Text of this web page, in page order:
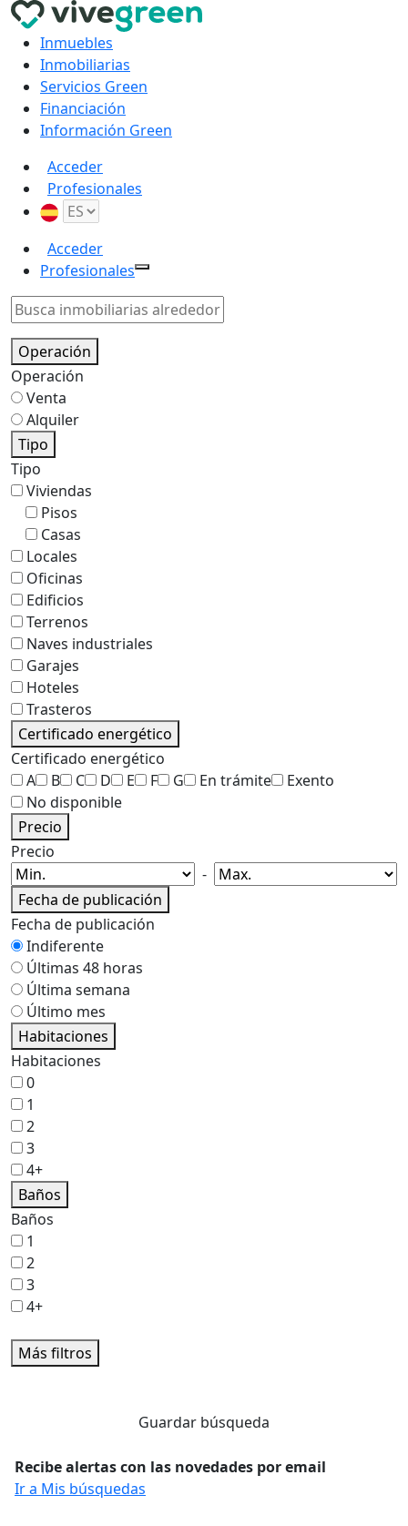
Inmuebles
Inmobiliarias
Servicios Green
Financiación
Información Green
Acceder
Profesionales
Acceder
Profesionales
Operación
Operación
Venta
Alquiler
Tipo
Tipo
Viviendas
Pisos
Casas
Locales
Oficinas
Edificios
Terrenos
Naves industriales
Garajes
Hoteles
Trasteros
Certificado energético
Certificado energético
A
B C D E F G En trámite
Exento
No disponible
Precio
Precio
-
Fecha de publicación
Fecha de publicación
Indiferente
Últimas 48 horas
Última semana
Último mes
Habitaciones
Habitaciones
0
1
2
3
4+
Baños
Baños
1
2
3
4+
Más filtros
Guardar búsqueda
Recibe alertas con las novedades por email
Ir a Mis búsquedas